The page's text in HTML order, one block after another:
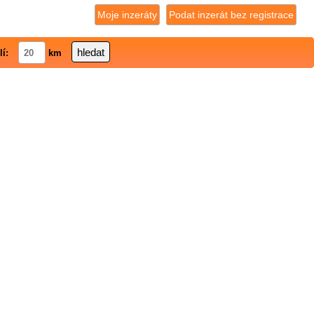
Podat inzerát bez registrace
Moje inzeráty
km